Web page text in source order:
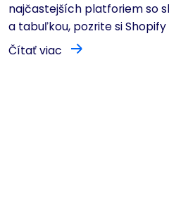
najčastejších platforiem so
a tabuľkou, pozrite si Shopify
Čítať viac